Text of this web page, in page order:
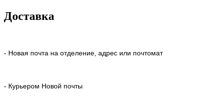
Доставка
- Новая почта на отделение, адрес или почтомат
- Курьером Новой почты